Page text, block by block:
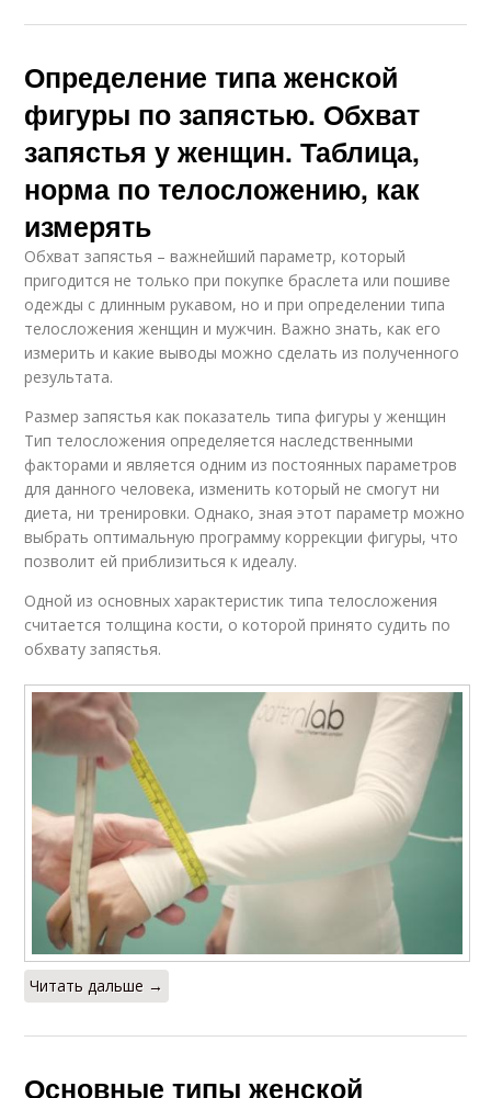
Определение типа женской
фигуры по запястью. Обхват
запястья у женщин. Таблица,
норма по телосложению, как
измерять
Обхват запястья – важнейший параметр, который
пригодится не только при покупке браслета или пошиве
одежды с длинным рукавом, но и при определении типа
телосложения женщин и мужчин. Важно знать, как его
измерить и какие выводы можно сделать из полученного
результата.
Размер запястья как показатель типа фигуры у женщин
Тип телосложения определяется наследственными
факторами и является одним из постоянных параметров
для данного человека, изменить который не смогут ни
диета, ни тренировки. Однако, зная этот параметр можно
выбрать оптимальную программу коррекции фигуры, что
позволит ей приблизиться к идеалу.
Одной из основных характеристик типа телосложения
считается толщина кости, о которой принято судить по
обхвату запястья.
Читать дальше →
Основные типы женской